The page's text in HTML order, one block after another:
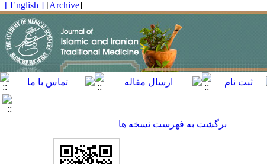
[
Archive
]
[ English ]
برگشت به فهرست نسخه ها